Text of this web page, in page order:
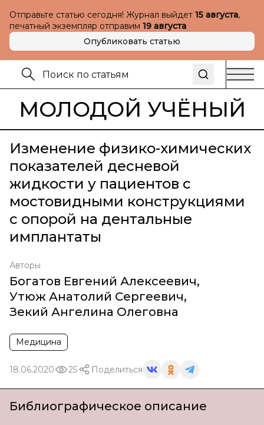
Отправьте статью сегодня! Журнал выйдет 15 августа,
печатный экземпляр отправим 19 августа
Опубликовать статью
МОЛОДОЙ УЧЁНЫЙ
Изменение физико-химических
показателей десневой
жидкости у пациентов с
мостовидными конструкциями
с опорой на дентальные
имплантаты
Авторы
Богатов Евгений Алексеевич,
Утюж Анатолий Сергеевич,
Зекий Ангелина Олеговна
Медицина
18.06.2020 25 Поделиться
Библиографическое описание